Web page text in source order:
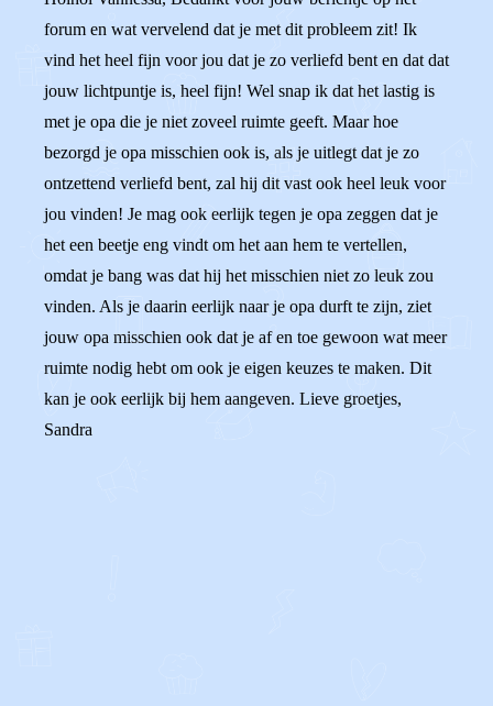
forum en wat vervelend dat je met dit probleem zit! Ik
vind het heel fijn voor jou dat je zo verliefd bent en dat dat
jouw lichtpuntje is, heel fijn! Wel snap ik dat het lastig is
met je opa die je niet zoveel ruimte geeft. Maar hoe
bezorgd je opa misschien ook is, als je uitlegt dat je zo
ontzettend verliefd bent, zal hij dit vast ook heel leuk voor
jou vinden! Je mag ook eerlijk tegen je opa zeggen dat je
het een beetje eng vindt om het aan hem te vertellen,
omdat je bang was dat hij het misschien niet zo leuk zou
vinden. Als je daarin eerlijk naar je opa durft te zijn, ziet
jouw opa misschien ook dat je af en toe gewoon wat meer
ruimte nodig hebt om ook je eigen keuzes te maken. Dit
kan je ook eerlijk bij hem aangeven. Lieve groetjes,
Sandra